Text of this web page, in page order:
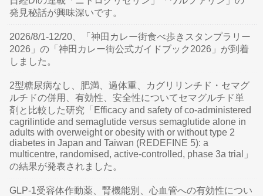
発見秘話が興味深いです。
2026/8/1-12/20、「神田カレー街食べ歩きスタンプラリー
2026」の「神田カレー街公式ガイドブック2026」が到着
しました。
2型糖尿病なし、肥満、過体重、カグリリンチド・セマグ
ルチドの併用、有効性、安全性についてセマグルチド単
剤と比較した研究「Efficacy and safety of co-administered
cagrilintide and semaglutide versus semaglutide alone in
adults with overweight or obesity with or without type 2
diabetes in Japan and Taiwan (REDEFINE 5): a
multicentre, randomised, active-controlled, phase 3a trial」
の結果が発表されました。
GLP-1受容体作動薬、腎機能別、心血管への有効性につい